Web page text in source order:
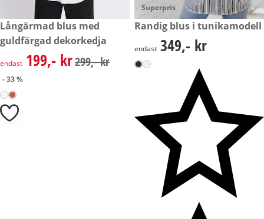
rabatterat pris: 199,- kr, tidigare pris: 299,- kr
- 33 %
Långärmad blus med
guldfärgad dekorkedja
rabatterat pris: 199,- kr, tidigare pris: 299,- kr
endast 199,- kr299,- kr
- 33 %
Superpris
349,- kr
Randig blus i tunikamodell
349,- kr
endast 349,- kr